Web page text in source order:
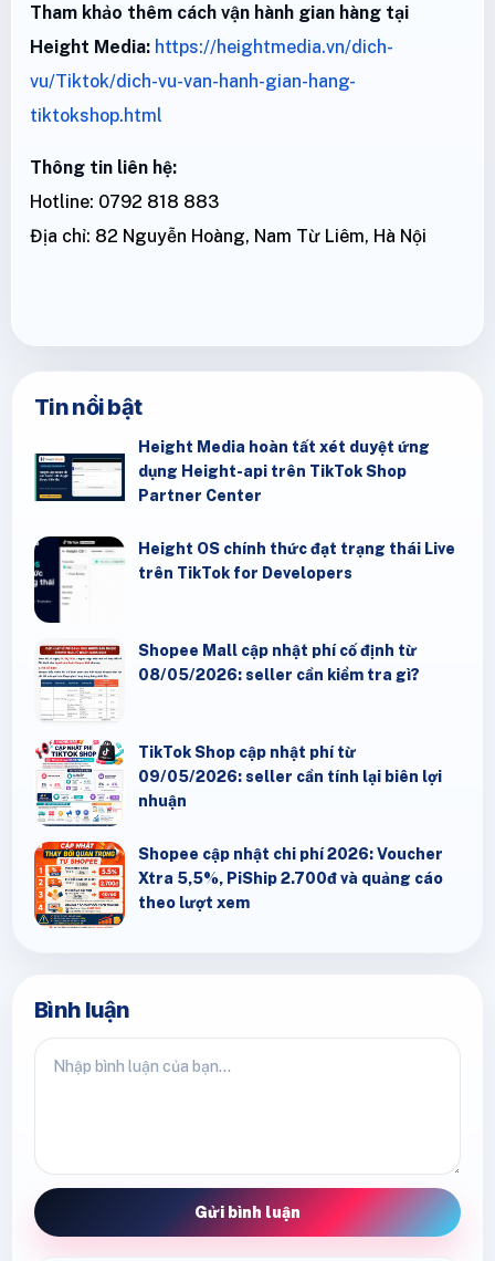
Tham khảo thêm cách vận hành gian hàng tại
Height Media: https://heightmedia.vn/dich-
vu/Tiktok/dich-vu-van-hanh-gian-hang-
tiktokshop.html
Thông tin liên hệ:
Hotline: 0792 818 883
Địa chỉ: 82 Nguyễn Hoàng, Nam Từ Liêm, Hà Nội
Tin nổi bật
Height Media hoàn tất xét duyệt ứng
dụng Height-api trên TikTok Shop
Partner Center
Height OS chính thức đạt trạng thái Live
trên TikTok for Developers
Shopee Mall cập nhật phí cố định từ
08/05/2026: seller cần kiểm tra gì?
TikTok Shop cập nhật phí từ
09/05/2026: seller cần tính lại biên lợi
nhuận
Shopee cập nhật chi phí 2026: Voucher
Xtra 5,5%, PiShip 2.700đ và quảng cáo
theo lượt xem
Bình luận
Gửi bình luận